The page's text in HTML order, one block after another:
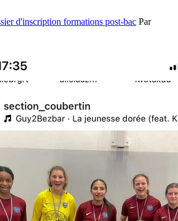
d'inscription formations post-bac Par